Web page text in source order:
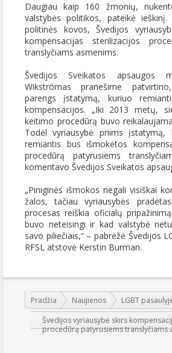
Daugiau kaip 160 žmonių,
valstybės politikos, pateikė
politinės kovos, Švedijos
kompensacijas sterilizacijos
translyčiams asmenims.
Švedijos Sveikatos apsaugos
Wikströmas pranešime
parengs įstatymą, kuriuo
kompensacijos. „Iki 2013 metų,
keitimo procedūrą buvo
Todėl vyriausybė priims įstatymą,
remiantis bus išmokėtos
procedūrą patyrusiems
komentavo Švedijos Sveikatos
„Piniginės išmokos negali visiškai
žalos, tačiau vyriausybės
procesas reiškia oficialų
buvo neteisingi ir kad valstybė
savo piliečiais,“ – pabrėžė Švedijos
RFSL atstovė Kerstin Burman.
Jūs esate čia:
Pradžia Naujienos LGBT
Švedijos vyriausybė skirs
procedūrą patyrusiems translyčiams